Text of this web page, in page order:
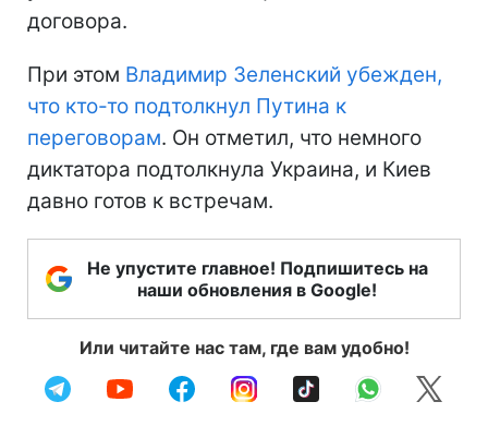
договора.
При этом Владимир Зеленский убежден,
что кто-то подтолкнул Путина к
переговорам. Он отметил, что немного
диктатора подтолкнула Украина, и Киев
давно готов к встречам.
Не упустите главное! Подпишитесь на
наши обновления в Google!
Или читайте нас там, где вам удобно!